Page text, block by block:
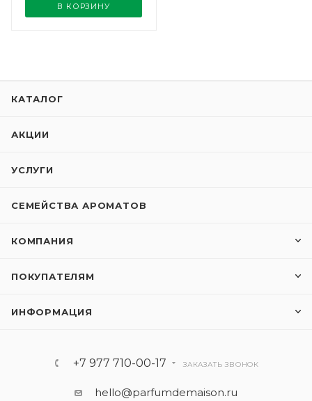
В КОРЗИНУ
КАТАЛОГ
АКЦИИ
УСЛУГИ
СЕМЕЙСТВА АРОМАТОВ
КОМПАНИЯ
ПОКУПАТЕЛЯМ
ИНФОРМАЦИЯ
+7 977 710-00-17 ЗАКАЗАТЬ ЗВОНОК
hello@parfumdemaison.ru